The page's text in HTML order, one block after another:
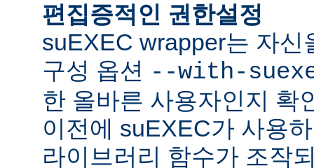
편집증적인 권한설정
suEXEC wrapper는 자신
구성 옵션 --with-
한 올바른 사용자인지 확
이전에 suEXEC가 사용
라이브러리 함수가 조작